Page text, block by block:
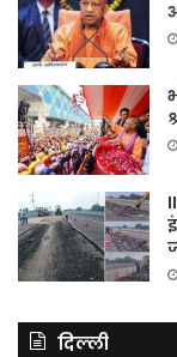
दिल्ली